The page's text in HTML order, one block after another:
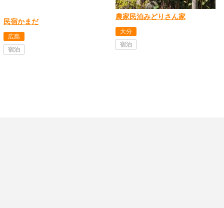
民宿かまだ
広島
宿泊
農家民泊みどりさん家
大分
宿泊